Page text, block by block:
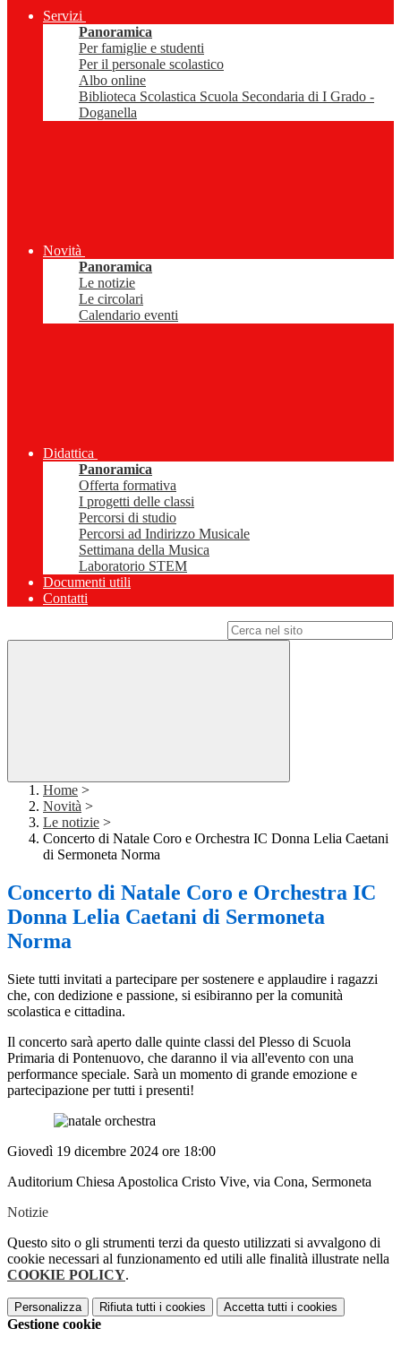
Servizi
Panoramica
Per famiglie e studenti
Per il personale scolastico
Albo online
Biblioteca Scolastica Scuola Secondaria di I Grado -
Doganella
Novità
Panoramica
Le notizie
Le circolari
Calendario eventi
Didattica
Panoramica
Offerta formativa
I progetti delle classi
Percorsi di studio
Percorsi ad Indirizzo Musicale
Settimana della Musica
Laboratorio STEM
Documenti utili
Contatti
Home >
Novità >
Le notizie >
Concerto di Natale Coro e Orchestra IC Donna Lelia Caetani
di Sermoneta Norma
Concerto di Natale Coro e Orchestra IC
Donna Lelia Caetani di Sermoneta
Norma
Siete tutti invitati a partecipare per sostenere e applaudire i ragazzi
che, con dedizione e passione, si esibiranno per la comunità
scolastica e cittadina.
Il concerto sarà aperto dalle quinte classi del Plesso di Scuola
Primaria di Pontenuovo, che daranno il via all'evento con una
performance speciale. Sarà un momento di grande emozione e
partecipazione per tutti i presenti!
Giovedì 19 dicembre 2024 ore 18:00
Auditorium Chiesa Apostolica Cristo Vive, via Cona, Sermoneta
Notizie
Questo sito o gli strumenti terzi da questo utilizzati si avvalgono di
cookie necessari al funzionamento ed utili alle finalità illustrate nella
COOKIE POLICY.
Personalizza Rifiuta tutti i cookies Accetta tutti i cookies
Gestione cookie